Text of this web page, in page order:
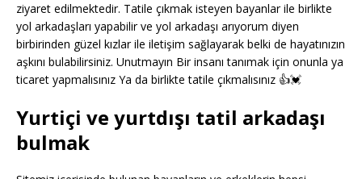
ziyaret edilmektedir. Tatile çıkmak isteyen bayanlar ile birlikte
yol arkadaşları yapabilir ve yol arkadaşı arıyorum diyen
birbirinden güzel kızlar ile iletişim sağlayarak belki de hayatınızın
aşkını bulabilirsiniz. Unutmayın Bir insanı tanımak için onunla ya
ticaret yapmalısınız Ya da birlikte tatile çıkmalısınız 👍💓
Yurtiçi ve yurtdışı tatil arkadaşı
bulmak